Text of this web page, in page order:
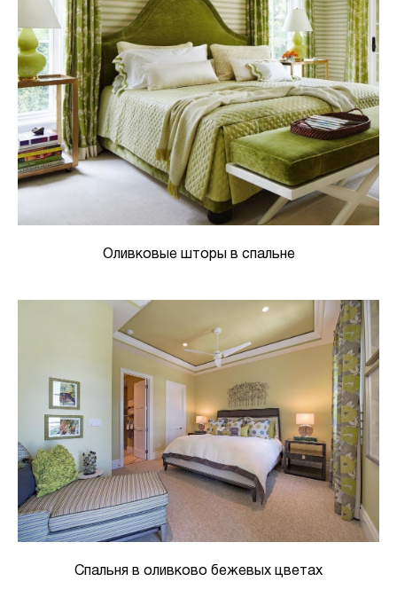
Оливковые шторы в спальне
Спальня в оливково бежевых цветах